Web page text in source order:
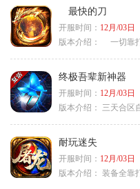
最快的刀
开服时间： 12月/03日
版本介绍：
一切靠
终极吾辈新神器
开服时间： 12月/03日
版本介绍：
三天合区
耐玩迷失
开服时间： 12月/03日
版本介绍： 装备全靠